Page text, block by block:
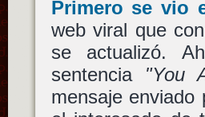
Primero se vio
web viral que
se actualizó.
sentencia "You
mensaje